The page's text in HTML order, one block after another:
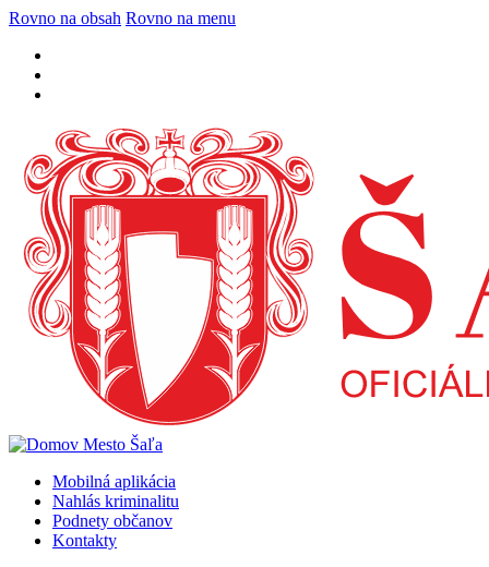
Rovno na obsah Rovno na menu
Mobilná aplikácia
Nahlás kriminalitu
Podnety občanov
Kontakty